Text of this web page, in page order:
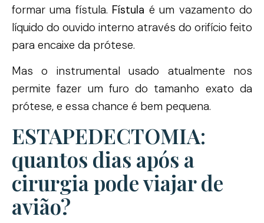
formar uma fístula. Fístula é um vazamento do
líquido do ouvido interno através do orifício feito
para encaixe da prótese.
Mas o instrumental usado atualmente nos
permite fazer um furo do tamanho exato da
prótese, e essa chance é bem pequena.
ESTAPEDECTOMIA:
quantos dias após a
cirurgia pode viajar de
avião?